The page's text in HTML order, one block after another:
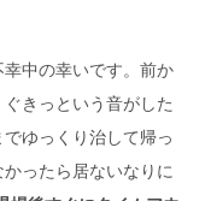
中の幸いです。前か
きっという音がした
ゆっくり治して帰っ
ったら居ないなりに